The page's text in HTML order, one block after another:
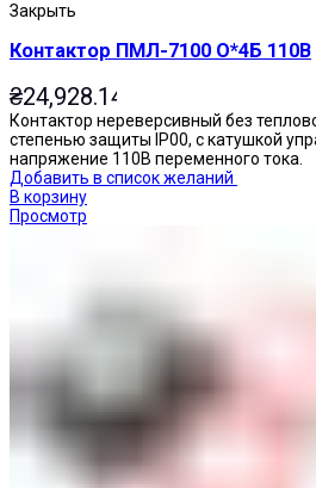
Приставки контактные
Закрыть
Контактор ПМЛ-7100 О*4Б 110В
₴24,928.14
Контактор нереверсивный без
степенью защиты IP00, с катушкой
напряжение 110В переменного тока.
Добавить в список желаний
В корзину
Просмотр